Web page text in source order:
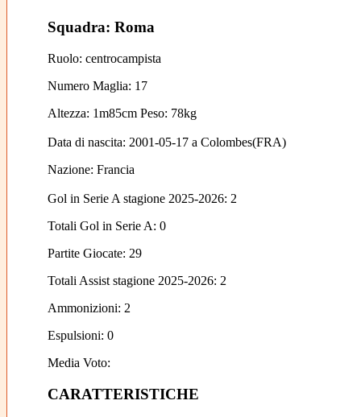
Squadra: Roma
Ruolo: centrocampista
Numero Maglia: 17
Altezza: 1m85cm Peso: 78kg
Data di nascita: 2001-05-17 a Colombes(FRA)
Nazione: Francia
Gol in Serie A stagione 2025-2026: 2
Totali Gol in Serie A: 0
Partite Giocate: 29
Totali Assist stagione 2025-2026: 2
Ammonizioni: 2
Espulsioni: 0
Media Voto:
CARATTERISTICHE